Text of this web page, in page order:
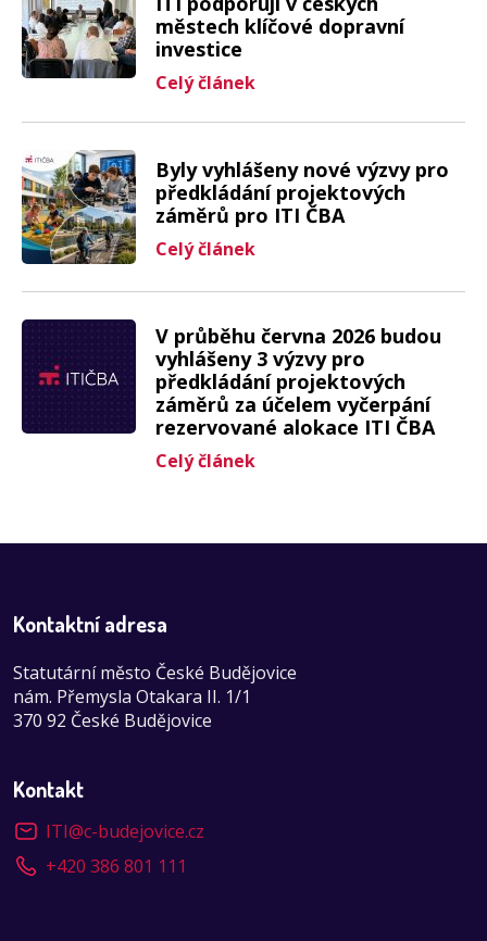
městech klíčové dopravní
investice
Celý článek
Byly vyhlášeny nové výzvy pro
předkládání projektových
záměrů pro ITI ČBA
Celý článek
V průběhu června 2026 budou
vyhlášeny 3 výzvy pro
předkládání projektových
záměrů za účelem vyčerpání
rezervované alokace ITI ČBA
Celý článek
Kontaktní adresa
Statutární město České Budějovice
nám. Přemysla Otakara II. 1/1
370 92 České Budějovice
Kontakt
ITI@c-budejovice.cz
+420 386 801 111